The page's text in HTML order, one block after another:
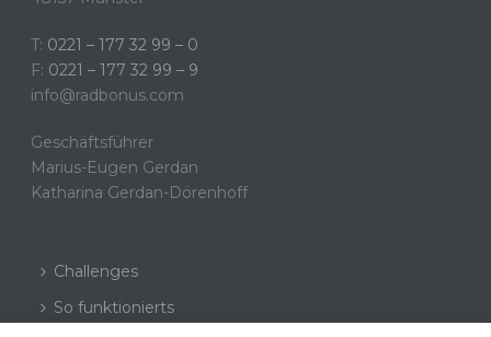
T: 0221 – 177 32 99 – 0
F: 0221 – 177 32 99 – 9
info@radbonus.com
Geschäftsführer
Marius-Eugen Gerdan
Katharina Gerdan-Dörenhoff
Challenges
So funktionierts